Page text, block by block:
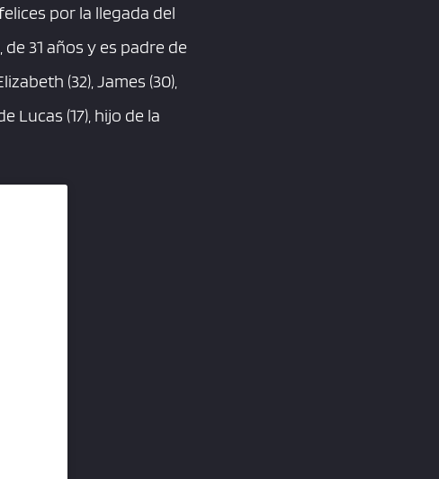
por la llegada del
31 años y es padre de
(32), James (30),
Lucas (17), hijo de la